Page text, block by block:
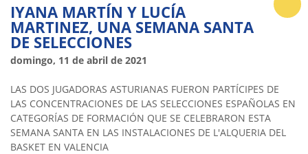
IYANA MARTÍN Y LUCÍA
MARTINEZ, UNA SEMANA SANTA
DE SELECCIONES
domingo, 11 de abril de 2021
LAS DOS JUGADORAS ASTURIANAS FUERON PARTÍCIPES DE
LAS CONCENTRACIONES DE LAS SELECCIONES ESPAÑOLAS EN
CATEGORÍAS DE FORMACIÓN QUE SE CELEBRARON ESTA
SEMANA SANTA EN LAS INSTALACIONES DE L'ALQUERIA DEL
BASKET EN VALENCIA